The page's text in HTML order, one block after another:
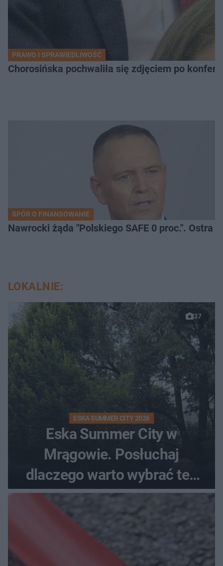
PRAWO I SPRAWIEDLIWOŚĆ
Chorosińska pochwaliła się zdjęciem po
SPÓR O FINANSOWANIE
Nawrocki żąda "Polskiego SAFE 0 proc.". Ostra
LOKALNIE:
37
ESKA SUMMER CITY 2026
Eska Summer City w
Mrągowie. Posłuchaj
dlaczego warto wybrać ten
kierunek na urlop!